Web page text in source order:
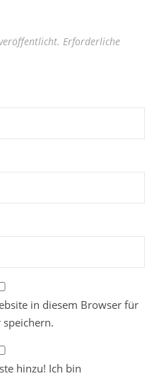
Erforderliche
in diesem Browser für
hinzu! Ich bin